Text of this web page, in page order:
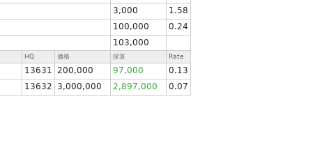
3,000
1.58
100,000 0.24
103,000
HQ 価格 採算 Rate
13631 200,000 97,000
0.13
13632 3,000,000 2,897,000 0.07